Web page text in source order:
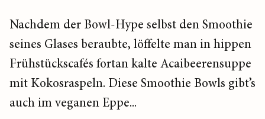
Nachdem der Bowl-Hype selbst den Smoothie
seines Glases beraubte, löffelte man in hippen
Frühstückscafés fortan kalte Acaibeerensuppe
mit Kokosraspeln. Diese Smoothie Bowls gibt’s
auch im veganen Eppe...